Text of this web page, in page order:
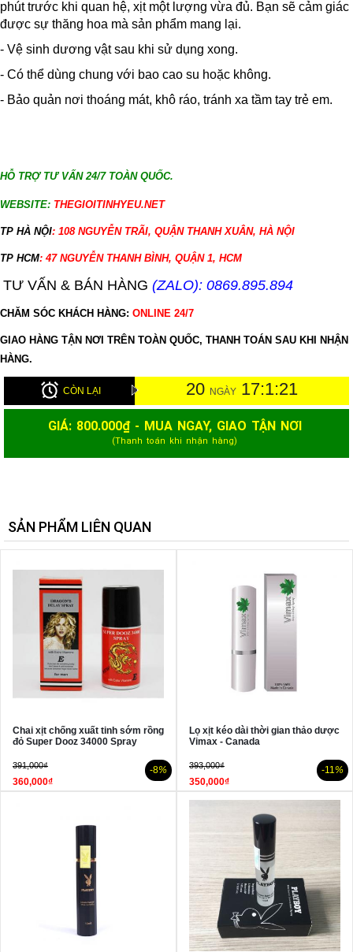
phút trước khi quan hệ, xịt một lượng vừa đủ. Bạn sẽ cảm giác
được sự thăng hoa mà sản phẩm mang lại.
- Vệ sinh dương vật sau khi sử dụng xong.
- Có thể dùng chung với bao cao su hoặc không.
- Bảo quản nơi thoáng mát, khô ráo, tránh xa tầm tay trẻ em.
HỖ TRỢ TƯ VẤN 24/7 TOÀN QUỐC.
WEBSITE: THEGIOITINHYEU.NET
TP HÀ NỘI: 108 NGUYỄN TRÃI, QUẬN THANH XUÂN, HÀ NỘI
TP HCM: 47 NGUYỄN THANH BÌNH, QUẬN 1, HCM
TƯ VẤN & BÁN HÀNG (ZALO): 0869.895.894
CHĂM SÓC KHÁCH HÀNG: ONLINE 24/7
GIAO HÀNG TẬN NƠI TRÊN TOÀN QUỐC, THANH TOÁN SAU KHI NHẬN
HÀNG.
CÒN LẠI 20 NGÀY 17:1:20
GIÁ: 800.000₫ - MUA NGAY, GIAO TẬN NƠI
(Thanh toán khi nhận hàng)
SẢN PHẨM LIÊN QUAN
Chai xịt chống xuất tinh sớm rồng
đỏ Super Dooz 34000 Spray
391,000₫
360,000₫
-8%
Lọ xịt kéo dài thời gian thảo dược
Vimax - Canada
393,000₫
350,000₫
-11 %